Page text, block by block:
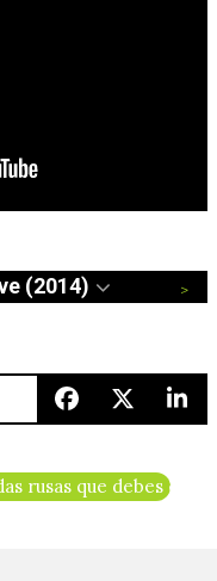
(2014)
2014
rusas que debes